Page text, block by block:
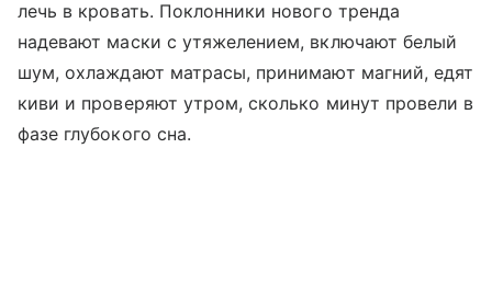
лечь в кровать. Поклонники нового тренда
надевают маски с утяжелением, включают белый
шум, охлаждают матрасы, принимают магний, едят
киви и проверяют утром, сколько минут провели в
фазе глубокого сна.